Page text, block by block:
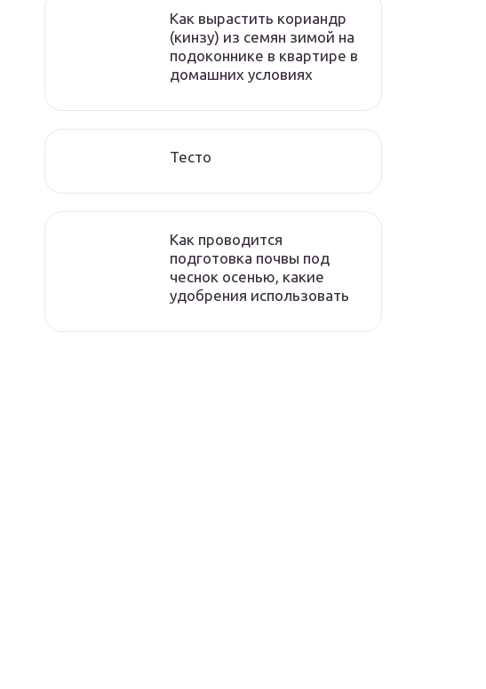
Как вырастить кориандр
(кинзу) из семян зимой на
подоконнике в квартире в
домашних условиях
Тесто
Как проводится
подготовка почвы под
чеснок осенью, какие
удобрения использовать